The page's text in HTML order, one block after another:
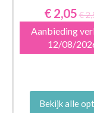
€ 2,05 €
Aanbieding
12/08/
Bekijk alle